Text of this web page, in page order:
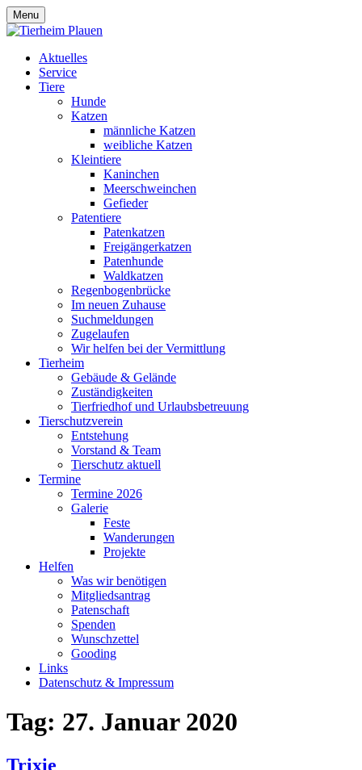
Menu
Aktuelles
Service
Tiere
Hunde
Katzen
männliche Katzen
weibliche Katzen
Kleintiere
Kaninchen
Meerschweinchen
Gefieder
Patentiere
Patenkatzen
Freigängerkatzen
Patenhunde
Waldkatzen
Regenbogenbrücke
Im neuen Zuhause
Suchmeldungen
Zugelaufen
Wir helfen bei der Vermittlung
Tierheim
Gebäude & Gelände
Zuständigkeiten
Tierfriedhof und Urlaubsbetreuung
Tierschutzverein
Entstehung
Vorstand & Team
Tierschutz aktuell
Termine
Termine 2026
Galerie
Feste
Wanderungen
Projekte
Helfen
Was wir benötigen
Mitgliedsantrag
Patenschaft
Spenden
Wunschzettel
Gooding
Links
Datenschutz & Impressum
Tag: 27. Januar 2020
Trixie